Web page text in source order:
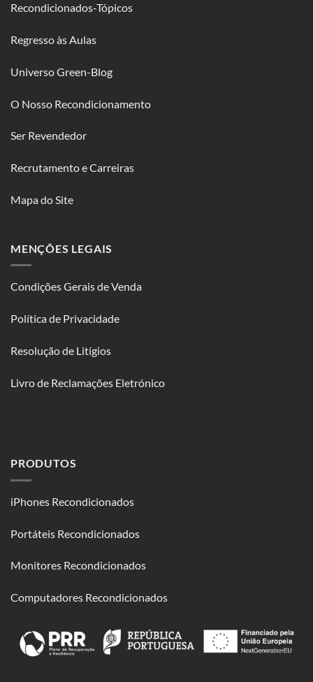
Recondicionados-Tópicos
Regresso às Aulas
Universo Green-Blog
O Nosso Recondicionamento
Ser Revendedor
Recrutamento e Carreiras
Mapa do Site
MENÇÕES LEGAIS
Condições Gerais de Venda
Política de Privacidade
Resolução de Litígios
Livro de Reclamações Eletrónico
PRODUTOS
iPhones Recondicionados
Portáteis Recondicionados
Monitores Recondicionados
Computadores Recondicionados